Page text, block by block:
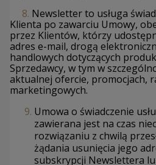
8. Newsletter to usługa
Klienta po zawarciu Umowy,
przez Klientów, którzy
adres e-mail, drogą
handlowych dotyczących
Sprzedawcy, w tym w
aktualnej ofercie, promocjach,
marketingowych.
Umowa o świadczenie
zawierana jest na czas
rozwiązaniu z chwilą
żądania usunięcia jego
subskrypcji Newslettera